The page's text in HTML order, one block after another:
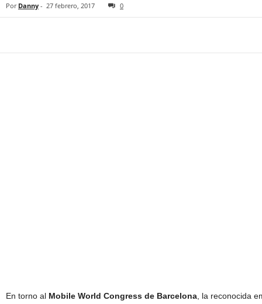
Por Danny - 27 febrero, 2017 0
En torno al Mobile World Congress de Barcelona , la reconocida